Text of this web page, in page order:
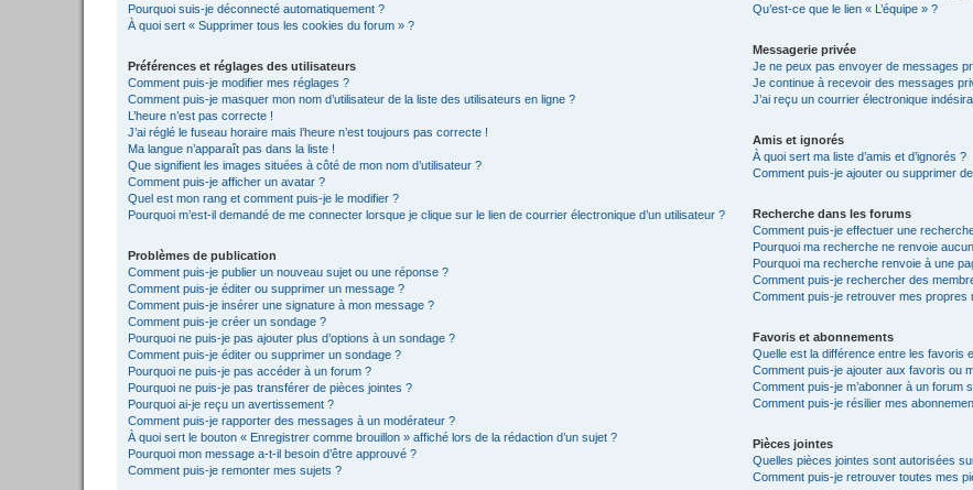
Pourquoi suis-je déconnecté automatiquement ?
À quoi sert « Supprimer tous les cookies du forum » ?
Préférences et réglages des utilisateurs
Comment puis-je modifier mes réglages ?
Comment puis-je masquer mon nom d’utilisateur de la liste des utilisateurs en ligne ?
L’heure n’est pas correcte !
J’ai réglé le fuseau horaire mais l’heure n’est toujours pas correcte !
Ma langue n’apparaît pas dans la liste !
Que signifient les images situées à côté de mon nom d’utilisateur ?
Comment puis-je afficher un avatar ?
Quel est mon rang et comment puis-je le modifier ?
Pourquoi m’est-il demandé de me connecter lorsque je clique sur le lien de courrier électronique d’un utilisateur ?
Problèmes de publication
Comment puis-je publier un nouveau sujet ou une réponse ?
Comment puis-je éditer ou supprimer un message ?
Comment puis-je insérer une signature à mon message ?
Comment puis-je créer un sondage ?
Pourquoi ne puis-je pas ajouter plus d’options à un sondage ?
Comment puis-je éditer ou supprimer un sondage ?
Pourquoi ne puis-je pas accéder à un forum ?
Pourquoi ne puis-je pas transférer de pièces jointes ?
Pourquoi ai-je reçu un avertissement ?
Comment puis-je rapporter des messages à un modérateur ?
À quoi sert le bouton « Enregistrer comme brouillon » affiché lors de la rédaction d’un sujet ?
Pourquoi mon message a-t-il besoin d’être approuvé ?
Comment puis-je remonter mes sujets ?
Qu’est-ce que le lien « L’équipe » ?
Messagerie privée
Je ne peux pas envoyer de messages
Je continue à recevoir des messages
J’ai reçu un courrier électronique
Amis et ignorés
À quoi sert ma liste d’amis et d’ignorés ?
Comment puis-je ajouter ou supprimer
Recherche dans les forums
Comment puis-je effectuer une
Pourquoi ma recherche ne renvoie
Pourquoi ma recherche renvoie à une
Comment puis-je rechercher des
Comment puis-je retrouver mes propres
Favoris et abonnements
Quelle est la différence entre les favoris
Comment puis-je ajouter aux favoris ou
Comment puis-je m’abonner à un forum
Comment puis-je résilier mes
Pièces jointes
Quelles pièces jointes sont autorisées
Comment puis-je retrouver toutes mes